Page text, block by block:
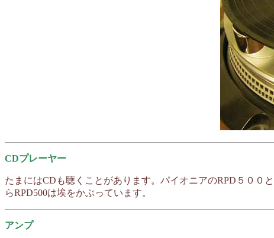
CDプレーヤー
たまにはCDも聴くことがあります。パイオニアのRPD５００
らRPD500は埃をかぶっています。
アンプ